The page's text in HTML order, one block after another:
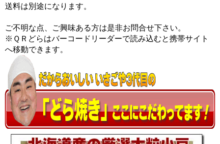
送料は別途になります。
ご不明な点、ご興味ある方は是非お問合せ下さい。
※ＱＲどらはバーコードリーダーで読み込むと携帯サイト
へ移動できます。